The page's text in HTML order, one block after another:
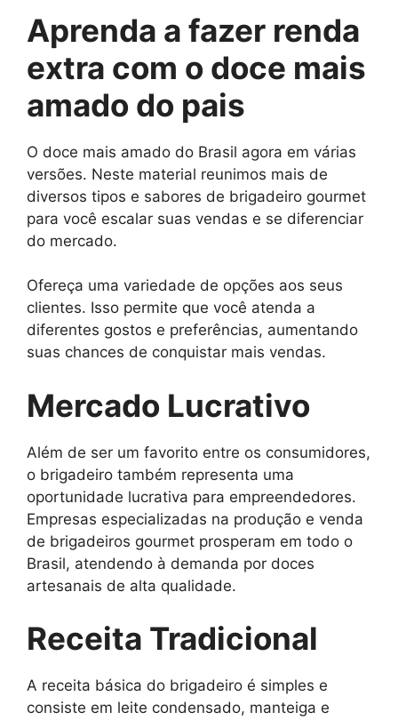
Aprenda a fazer renda
extra com o doce mais
amado do pais
O doce mais amado do Brasil agora em várias
versões. Neste material reunimos mais de
diversos tipos e sabores de brigadeiro gourmet
para você escalar suas vendas e se diferenciar
do mercado.
Ofereça uma variedade de opções aos seus
clientes. Isso permite que você atenda a
diferentes gostos e preferências, aumentando
suas chances de conquistar mais vendas.
Mercado Lucrativo
Além de ser um favorito entre os consumidores,
o brigadeiro também representa uma
oportunidade lucrativa para empreendedores.
Empresas especializadas na produção e venda
de brigadeiros gourmet prosperam em todo o
Brasil, atendendo à demanda por doces
artesanais de alta qualidade.
Receita Tradicional
A receita básica do brigadeiro é simples e
consiste em leite condensado, manteiga e